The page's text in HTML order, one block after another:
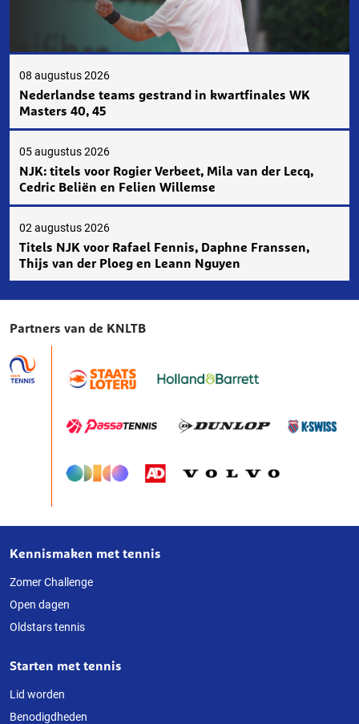
08 augustus 2026
Nederlandse teams gestrand in kwartfinales WK
Masters 40, 45
05 augustus 2026
NJK: titels voor Rogier Verbeet, Mila van der Lecq,
Cedric Beliën en Felien Willemse
02 augustus 2026
Titels NJK voor Rafael Fennis, Daphne Franssen,
Thijs van der Ploeg en Leann Nguyen
Partners van de KNLTB
Over
deze
website
Kennismaken met tennis
Zomer Challenge
Open dagen
Oldstars tennis
Starten met tennis
Lid worden
Benodigdheden